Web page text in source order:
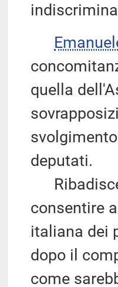
quella
deputati.
consentire
italiana dei
dopo il
come